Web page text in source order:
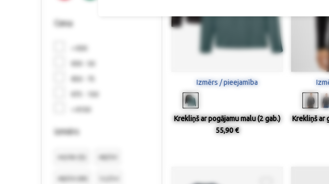
Cena
< €30
€30 - 50
€50 - 75
€75 - 150
> €150
izmērs
Izmērs / pieejamība
Krekliņš ar pogājamu malu (2 gab.)
55,90 €
Krekliņš ar